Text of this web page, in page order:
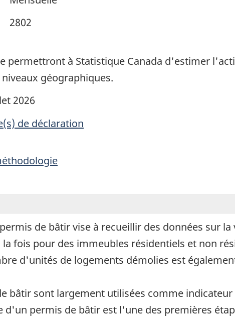
2802
permettront à Statistique Canada d'estimer
géographiques.
2026
de déclaration
de bâtir vise à recueillir des données sur
fois pour des immeubles résidentiels et non
d'unités de logements démolies est
bâtir sont largement utilisées comme
d'un permis de bâtir est l'une des premières